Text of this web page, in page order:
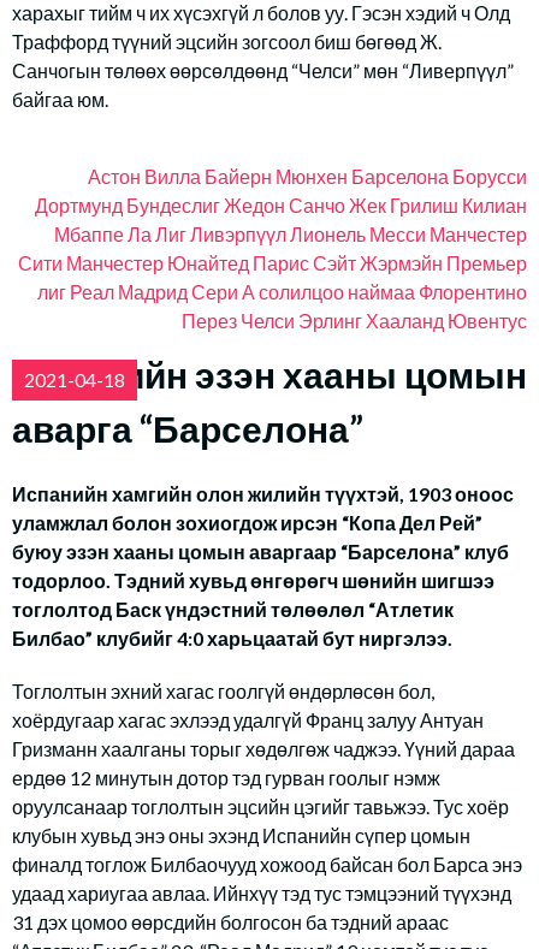
харахыг тийм ч их хүсэхгүй л болов уу. Гэсэн хэдий ч Олд
Траффорд түүний эцсийн зогсоол биш бөгөөд Ж.
Санчогын төлөөх өөрсөлдөөнд “Челси” мөн “Ливерпүүл”
байгаа юм.
Астон Вилла Байерн Мюнхен Барселона Борусси
Дортмунд БундеслигЖедон СанчоЖек Грилиш Килиан
МбаппеЛа ЛигЛивэрпүүлЛионель Месси Манчестер
Сити Манчестер Юнайтед Парис Сэйт Жэрмэйн Премьер
лиг Реал Мадрид Сери А солилцоо наймаа Флорентино
Перез Челси Эрлинг Хааланд Ювентус
2021-04-18
Испанийн эзэн хааны цомын
аварга “Барселона”
Испанийн хамгийн олон жилийн түүхтэй, 1903 оноос
уламжлал болон зохиогдож ирсэн “Копа Дел Рей”
буюу эзэн хааны цомын аваргаар “Барселона” клуб
тодорлоо. Тэдний хувьд өнгөрөгч шөнийн шигшээ
тоглолтод Баск үндэстний төлөөлөл “Атлетик
Билбао” клубийг 4:0 харьцаатай бут ниргэлээ.
Тоглолтын эхний хагас гоолгүй өндөрлөсөн бол,
хоёрдугаар хагас эхлээд удалгүй Франц залуу Антуан
Гризманн хаалганы торыг хөдөлгөж чаджээ. Үүний дараа
ердөө 12 минутын дотор тэд гурван гоолыг нэмж
оруулсанаар тоглолтын эцсийн цэгийг тавьжээ. Тус хоёр
клубын хувьд энэ оны эхэнд Испанийн сүпер цомын
финалд тоглож Билбаочууд хожоод байсан бол Барса энэ
удаад хариугаа авлаа. Ийнхүү тэд тус тэмцээний түүхэнд
31 дэх цомоо өөрсдийн болгосон ба тэдний араас